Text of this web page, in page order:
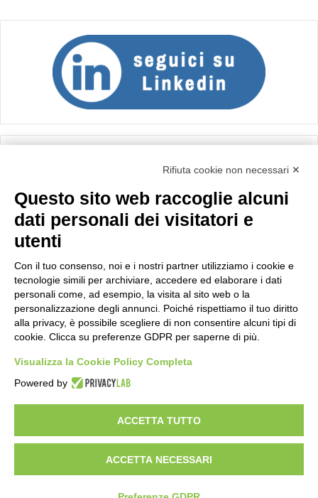
Importo netto (€):
Calcola
Scorporo IVA
Importo lordo (€):
Rifiuta cookie non necessari ✕
Questo sito web raccoglie alcuni
dati personali dei visitatori e
utenti
Con il tuo consenso, noi e i nostri partner utilizziamo i cookie e
tecnologie simili per archiviare, accedere ed elaborare i dati
personali come, ad esempio, la visita al sito web o la
personalizzazione degli annunci. Poiché rispettiamo il tuo diritto
alla privacy, è possibile scegliere di non consentire alcuni tipi di
cookie. Clicca su preferenze GDPR per saperne di più.
Visualizza la Cookie Policy Completa
Powered by
ACCETTA TUTTO
ACCETTA NECESSARI